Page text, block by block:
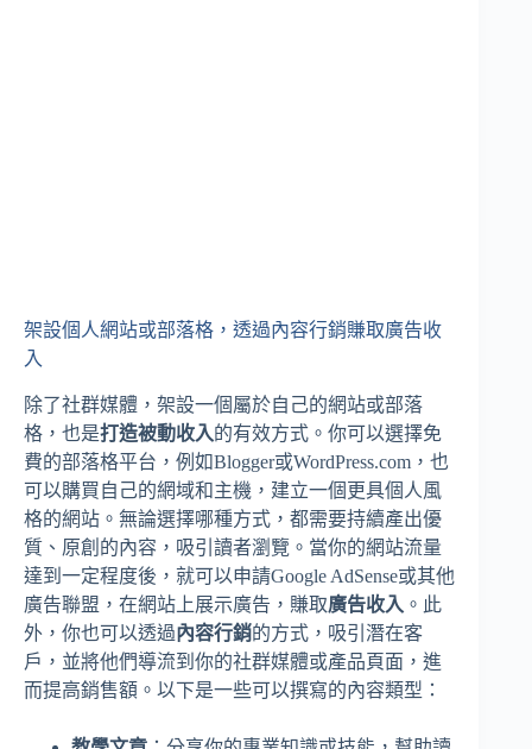
架設個人網站或部落格，透過內容行銷賺取廣告收
入
除了社群媒體，架設一個屬於自己的網站或部落
格，也是打造被動收入的有效方式。你可以選擇免
費的部落格平台，例如Blogger或WordPress.com，也
可以購買自己的網域和主機，建立一個更具個人風
格的網站。無論選擇哪種方式，都需要持續產出優
質、原創的內容，吸引讀者瀏覽。當你的網站流量
達到一定程度後，就可以申請Google AdSense或其他
廣告聯盟，在網站上展示廣告，賺取廣告收入 。此
外，你也可以透過內容行銷的方式，吸引潛在客
戶，並將他們導流到你的社群媒體或產品頁面，進
而提高銷售額。以下是一些可以撰寫的內容類型：